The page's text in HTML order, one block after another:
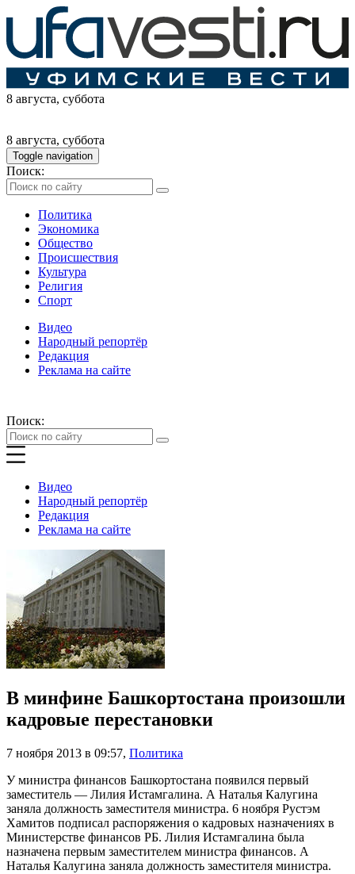
8 августа, суббота
8 августа, суббота
Toggle navigation
Поиск:
Политика
Экономика
Общество
Происшествия
Культура
Религия
Спорт
Видео
Народный репортёр
Редакция
Реклама на сайте
Поиск:
Видео
Народный репортёр
Редакция
Реклама на сайте
В минфине Башкортостана произошли
кадровые перестановки
7 ноября 2013 в 09:57, Политика
У министра финансов Башкортостана появился первый
заместитель — Лилия Истамгалина. А Наталья Калугина
заняла должность заместителя министра. 6 ноября Рустэм
Хамитов подписал распоряжения о кадровых назначениях в
Министерстве финансов РБ. Лилия Истамгалина была
назначена первым заместителем министра финансов. А
Наталья Калугина заняла должность заместителя министра.